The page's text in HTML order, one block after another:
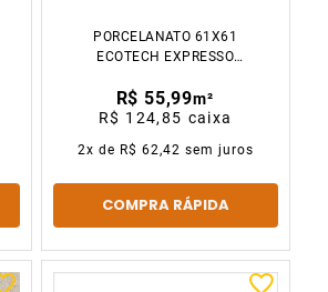
PORCELANATO 61X61
ECOTECH EXPRESSO
GAUDI
R$ 55,99m²
R$ 124,85 caixa
2x de R$ 62,42 sem juros
COMPRA RÁPIDA